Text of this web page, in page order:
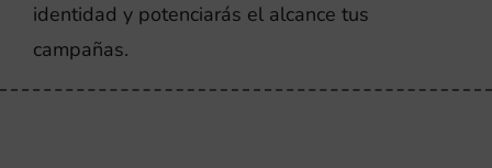
identidad y potenciarás el alcance tus
campañas.